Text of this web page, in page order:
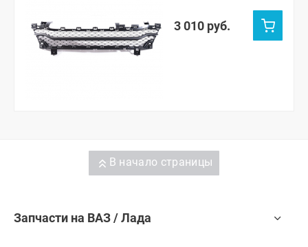
3 010 руб.
В начало страницы
Запчасти на ВАЗ / Лада